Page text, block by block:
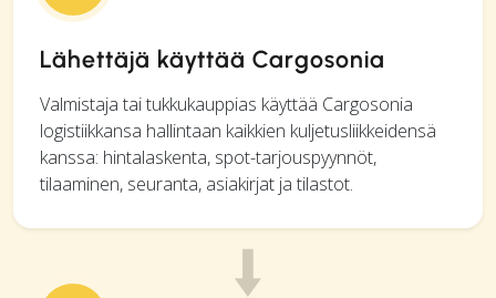
Lähettäjä käyttää Cargosonia
Valmistaja tai tukkukauppias käyttää Cargosonia
logistiikkansa hallintaan kaikkien kuljetusliikkeidensä
kanssa: hintalaskenta, spot-tarjouspyynnöt,
tilaaminen, seuranta, asiakirjat ja tilastot.